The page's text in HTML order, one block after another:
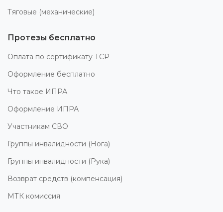
Тяговые (механические)
Протезы бесплатно
Оплата по сертификату ТСР
Оформление бесплатно
Что такое ИПРА
Оформление ИПРА
Участникам СВО
Группы инвалидности (Нога)
Группы инвалидности (Рука)
Возврат средств (компенсация)
МТК комиссия